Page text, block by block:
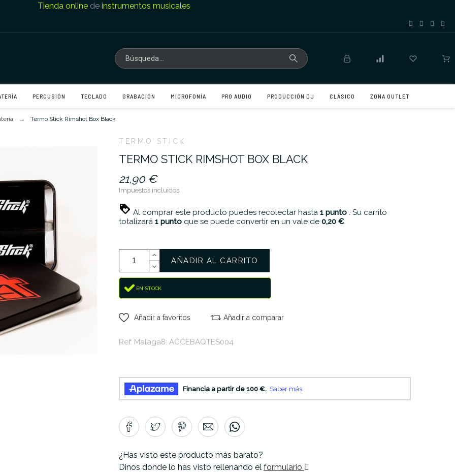
Tienda onlinede instrumentos musicales
PERCUSIÓN TECLADO GRABACIÓN MICROFONÍA PRO AUDIO PRODUCCIÓN DJ CLÁSICO ZONA OUTLET
Termo Stick Rimshot Box Black
TERMO STICK
TERMO STICK RIMSHOT BOX BLACK
21,90 €
Impuestos incluidos
Al comprar este producto puedes recolectar hasta 1 punto . Su carrito
totalizará 1 punto que se puede convertir en un vale de 0,20 €.
AÑADIR AL CARRITO
EN STOCK
Añadir a favoritos Añadir a comparar
Ref. Malaga8: ACCEBAQTES004
¿Has visto este producto más barato?
Dinos donde lo has visto rellenando el formulario